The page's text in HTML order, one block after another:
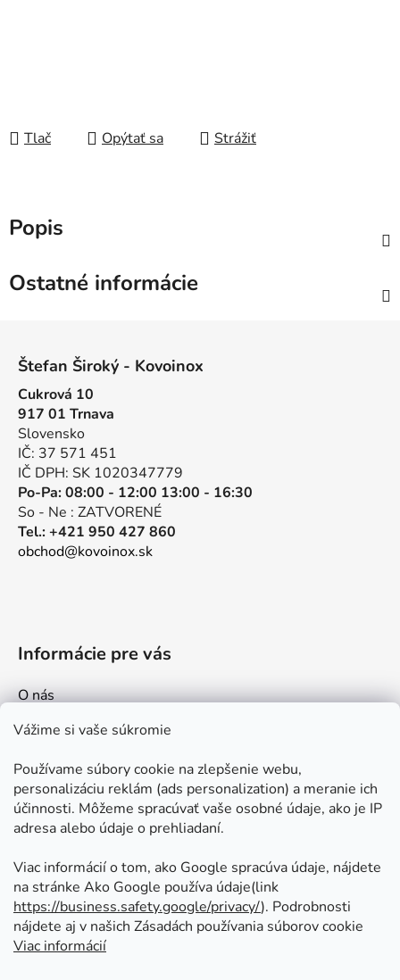
Vážime si vaše súkromie
Používame súbory cookie na zlepšenie webu,
personalizáciu reklám (ads personalization) a meranie ich
účinnosti. Môžeme spracúvať vaše osobné údaje, ako je IP
adresa alebo údaje o prehliadaní.
Viac informácií o tom, ako Google spracúva údaje, nájdete
na stránke Ako Google používa údaje(link
https://business.safety.google/privacy/⁩). Podrobnosti
nájdete aj v našich Zásadách používania súborov cookie
Viac informácií
Tlač Opýtať sa Strážiť
Popis
Ostatné informácie
Štefan Široký - Kovoinox
Cukrová 10
917 01 Trnava
Slovensko
IČ: 37 571 451
IČ DPH: SK 1020347779
Po-Pa: 08:00 - 12:00 13:00 - 16:30
So - Ne : ZATVORENÉ
Tel.: +421 950 427 860
obchod@kovoinox.sk
Informácie pre vás
O nás
Kontakt
Ako nakupovať
Obchodné podmienky
Ochrana osobných údajov
Odstúpenie od zmluvy
Prijímame online platby